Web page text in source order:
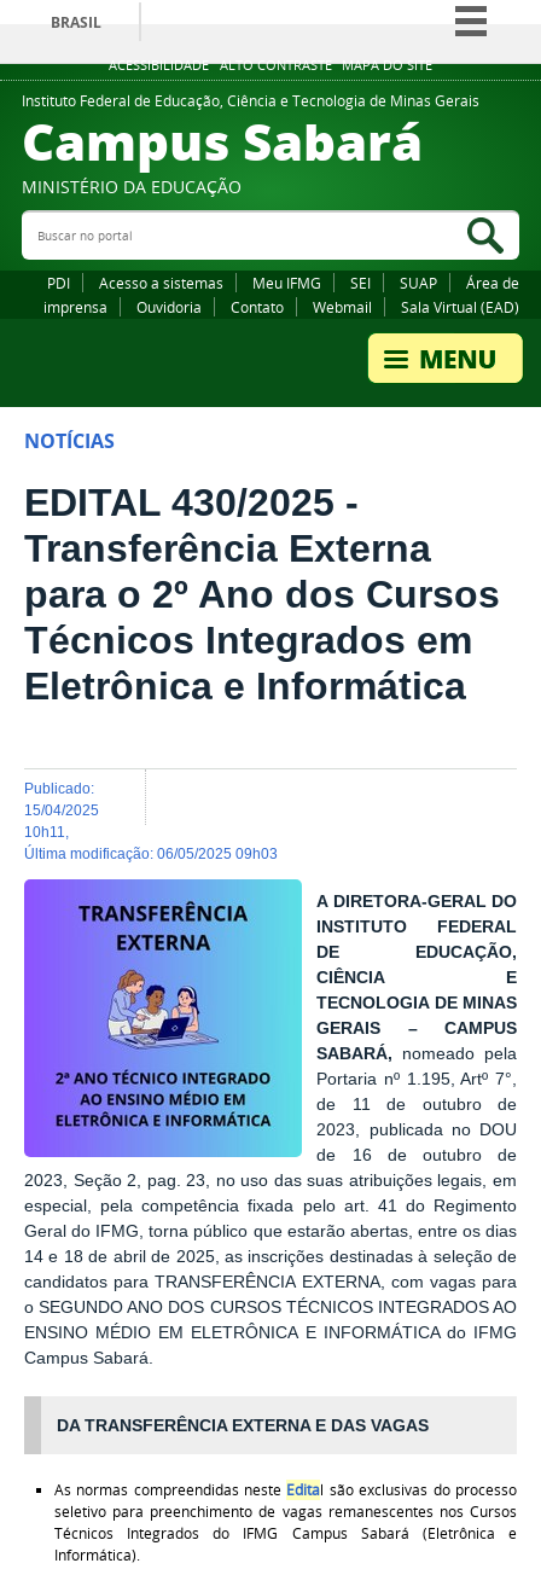
ACESSIBILIDADE ALTO CONTRASTE MAPA DO SITE
BRASIL
Simplifique!
Comunica BR
Participe
Legislação
Instituto Federal de Educação, Ciência e Tecnologia de Minas Gerais
Campus Sabará
MINISTÉRIO DA EDUCAÇÃO
Buscar no portal
PDI Acesso a sistemas Meu IFMG SEI SUAP
Área de
imprensa
Ouvidoria Contato Webmail Sala Virtual (EAD)
NOTÍCIAS
EDITAL 430/2025 -
Transferência Externa
para o 2º Ano dos Cursos
Técnicos Integrados em
Eletrônica e Informática
publicado:
15/04/2025
10h11
última modificação: 06/05/2025 09h03
A DIRETORA-GERAL DO
INSTITUTO FEDERAL
DE EDUCAÇÃO,
CIÊNCIA E
TECNOLOGIA DE MINAS
GERAIS – CAMPUS
SABARÁ, nomeado pela
Portaria nº 1.195, Artº 7°,
de 11 de outubro de
2023, publicada no DOU
de 16 de outubro de
2023, Seção 2, pag. 23, no uso das suas atribuições legais, em
especial, pela competência fixada pelo art. 41 do Regimento
Geral do IFMG, torna público que estarão abertas, entre os dias
14 e 18 de abril de 2025, as inscrições destinadas à seleção de
candidatos para TRANSFERÊNCIA EXTERNA, com vagas para
o SEGUNDO ANO DOS CURSOS TÉCNICOS INTEGRADOS AO
ENSINO MÉDIO EM ELETRÔNICA E INFORMÁTICA do IFMG
Campus Sabará.
DA TRANSFERÊNCIA EXTERNA E DAS VAGAS
As normas compreendidas neste Edital são exclusivas do processo
seletivo para preenchimento de vagas remanescentes nos Cursos
Técnicos Integrados do IFMG Campus Sabará (Eletrônica e
Informática).